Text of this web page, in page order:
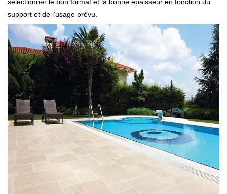
support et de l’usage prévu.